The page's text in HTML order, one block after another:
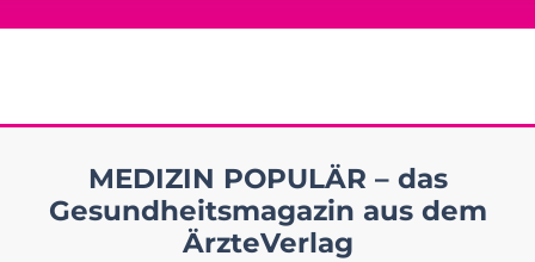
MEDIZIN POPULÄR – das
Gesundheitsmagazin aus dem
ÄrzteVerlag